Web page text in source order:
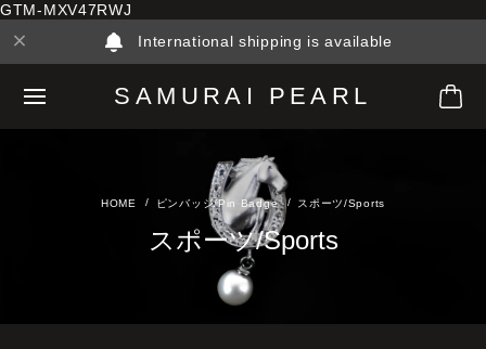
GTM-MXV47RWJ
International shipping is available
SAMURAI PEARL
ピンバッジ/Pin Badge スポーツ/Sports
スポーツ/Sports